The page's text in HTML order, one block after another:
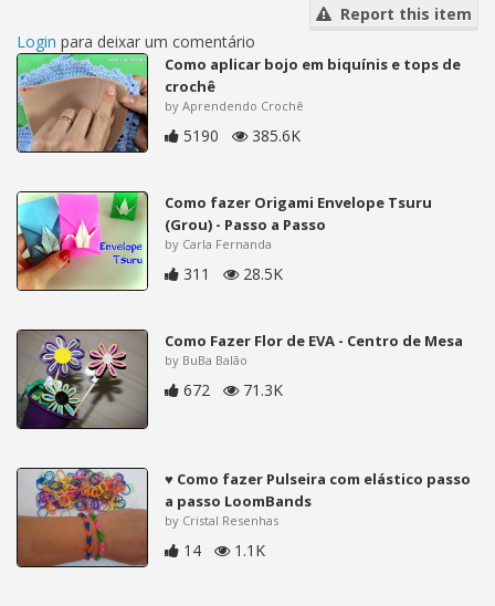
Report this item
Login para deixar um comentário
Como aplicar bojo em biquínis e tops de
crochê
by Aprendendo Crochê
5190 385.6K
Como fazer Origami Envelope Tsuru
(Grou) - Passo a Passo
by Carla Fernanda
311 28.5K
Como Fazer Flor de EVA - Centro de Mesa
by BuBa Balão
672 71.3K
♥ Como fazer Pulseira com elástico passo
a passo LoomBands
by Cristal Resenhas
14 1.1K